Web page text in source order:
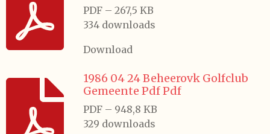
PDF – 267,5 KB
334 downloads
Download
1986 04 24 Beheerovk Golfclub
Gemeente Pdf Pdf
PDF – 948,8 KB
329 downloads